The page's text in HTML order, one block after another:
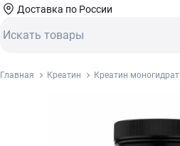
Доставка по России
Главная Креатин Креатин моногидрат